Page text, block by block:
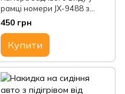
рамці номери JX-9488 з
камерою 4 LED
450 грн
Купити